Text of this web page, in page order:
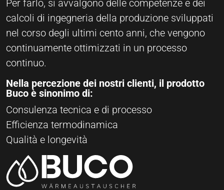
Per farlo, si avvalgono delle competenze e dei
calcoli di ingegneria della produzione sviluppati
nel corso degli ultimi cento anni, che vengono
continuamente ottimizzati in un processo
continuo.
Nella percezione dei nostri clienti, il prodotto
Buco è sinonimo di:
Consulenza tecnica e di processo
Efficienza termodinamica
Qualità e longevità